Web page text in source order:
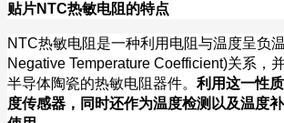
贴片NTC热敏电阻的特点
NTC热敏电阻是一种利用电阻与温度呈负
Negative Temperature Coefficient)关系，
半导体陶瓷的热敏电阻器件。 利用这一性
度传感器，同时还作为温度检测以及温度